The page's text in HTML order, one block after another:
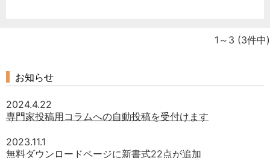
1～3 (3件中)
お知らせ
2024.4.22
専門家投稿用コラムへの自動投稿を受付けます
2023.11.1
無料ダウンロードページに新書式22点が追加